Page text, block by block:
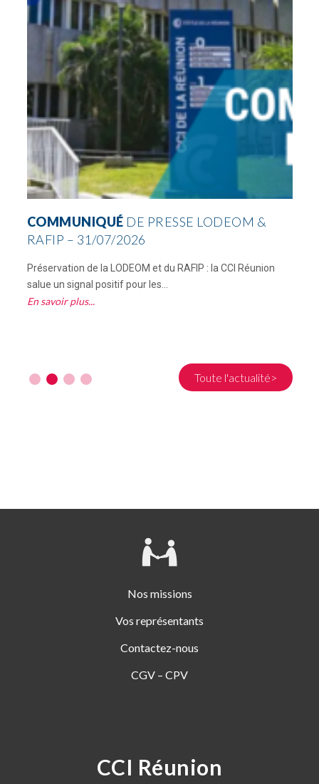
COMMUNIQUÉ DE PRESSE LODEOM &
RAFIP – 31/07/2026
Préservation de la LODEOM et du RAFIP : la CCI Réunion
salue un signal positif pour les...
En savoir plus
Toute l'actualité>
Nos missions
Vos représentants
Contactez-nous
CGV – CPV
CCI Réunion